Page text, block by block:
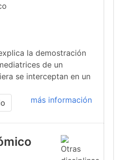
la demostración
de un
se interceptan en un
más información